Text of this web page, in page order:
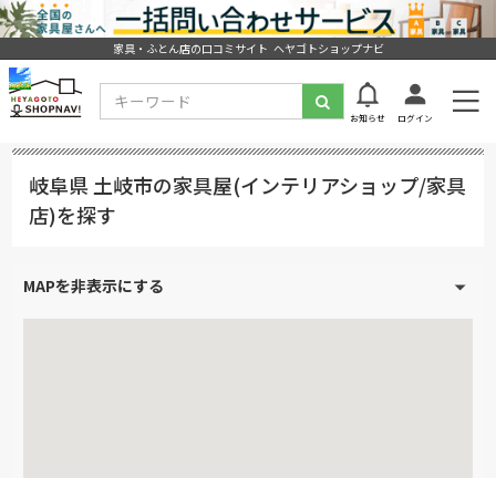
家具・ふとん店の口コミサイト ヘヤゴトショップナビ
お知らせ ログイン
岐阜県 土岐市の家具屋(インテリアショップ/家具
店)を探す